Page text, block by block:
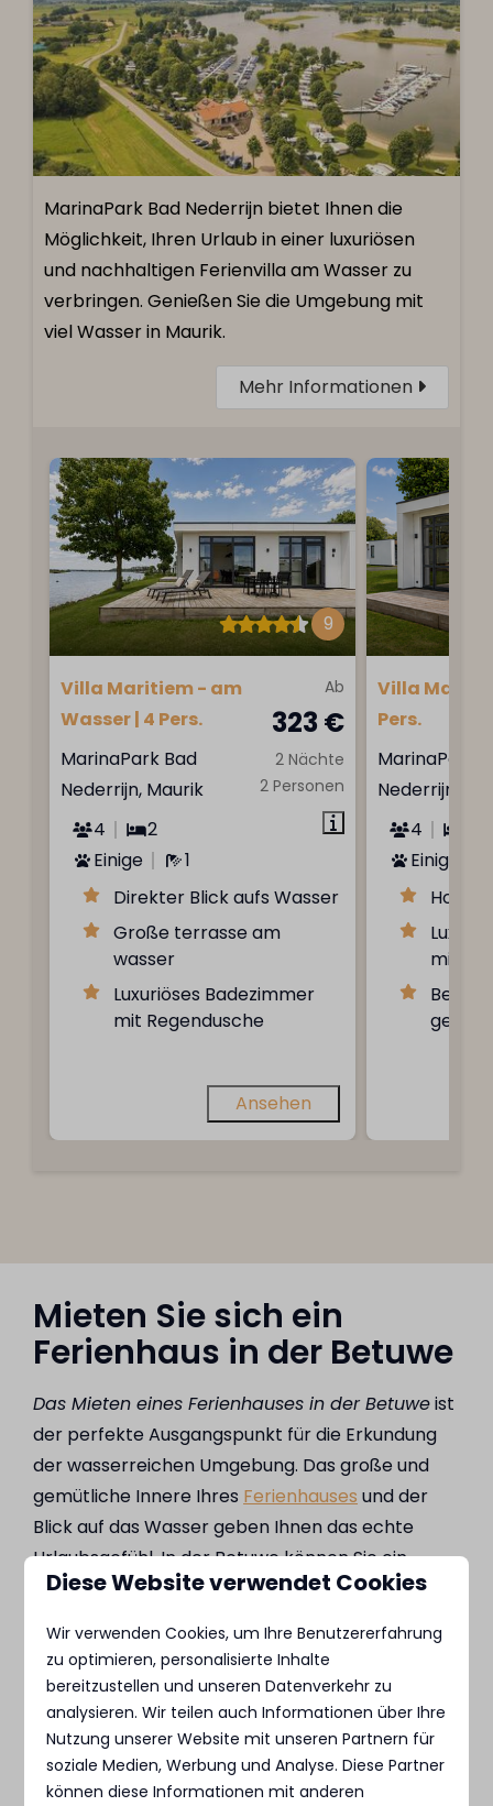
MarinaPark Bad Nederrijn bietet Ihnen die
Möglichkeit, Ihren Urlaub in einer luxuriösen
und nachhaltigen Ferienvilla am Wasser zu
verbringen. Genießen Sie die Umgebung mit
viel Wasser in Maurik.
Mehr Informationen
9
Ab
323 €
2 Nächte
2 Personen
Villa Maritiem - am
Wasser | 4 Pers.
MarinaPark Bad
Nederrijn, Maurik
4
2
Einige
1
Direkter Blick aufs Wasser
Große terrasse am
wasser
Luxuriöses Badezimmer
mit Regendusche
Ansehen
Villa
Pers.
MarinaPark
Nederrijn,
4
Einige
Hohe
mit
Mieten Sie sich ein
Ferienhaus in der Betuwe
Das Mieten eines Ferienhauses in der Betuweist
der perfekte Ausgangspunkt für die Erkundung
der wasserreichen Umgebung. Das große und
gemütliche Innere Ihres Ferienhauses und der
Blick auf das Wasser geben Ihnen das echte
Urlaubsgefühl. In der Betuwe können Sie ein
Ferienhaus bei Marinaparken für bis zu
bieten alle einen einzigartigen Blick auf das
Wasser und/oder einen der Jachthäfen. Das ist
besonders toll, wenn Sie Ihr eigenes Boot
mitbringen können und einen Tag mit Segeln in
der Betuwe verbrinen wollen!
Diese Website verwendet Cookies
Wir verwenden Cookies, um Ihre Benutzererfahrung
zu optimieren, personalisierte Inhalte
bereitzustellen und unseren Datenverkehr zu
analysieren. Wir teilen auch Informationen über Ihre
Nutzung unserer Website mit unseren Partnern für
soziale Medien, Werbung und Analyse. Diese Partner
können diese Informationen mit anderen